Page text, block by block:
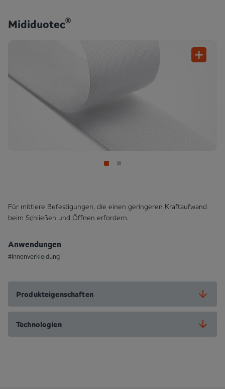
Mididuotec®
Für mittlere Befestigungen, die einen geringeren Kraftaufwand
beim Schließen und Öffnen erfordern.
Anwendungen
#Innenverkleidung
Produkteigenschaften
Technologien